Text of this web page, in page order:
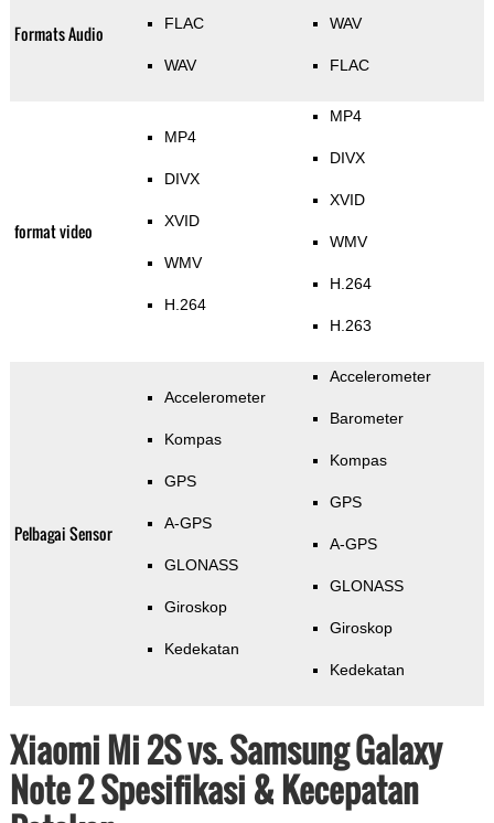
Formats Audio FLAC
WAV
WAV
FLAC
format video
MP4
DIVX
XVID
WMV
H.264
MP4
DIVX
XVID
WMV
H.264
H.263
Pelbagai Sensor
Accelerometer
Kompas
GPS
A-GPS
GLONASS
Giroskop
Kedekatan
Accelerometer
Barometer
Kompas
GPS
A-GPS
GLONASS
Giroskop
Kedekatan
Xiaomi Mi 2S vs. Samsung Galaxy
Note 2 Spesifikasi & Kecepatan